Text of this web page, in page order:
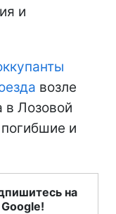
и
возле
в Лозовой
и
на